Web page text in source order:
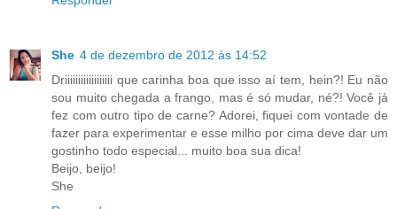
She 4 de dezembro de 2012 às 14:52
Driiiiiiiiiiiiiiiiii que carinha boa que isso aí tem, hein?! Eu não
sou muito chegada a frango, mas é só mudar, né?! Você já
fez com outro tipo de carne? Adorei, fiquei com vontade de
fazer para experimentar e esse milho por cima deve dar um
gostinho todo especial... muito boa sua dica!
Beijo, beijo!
She